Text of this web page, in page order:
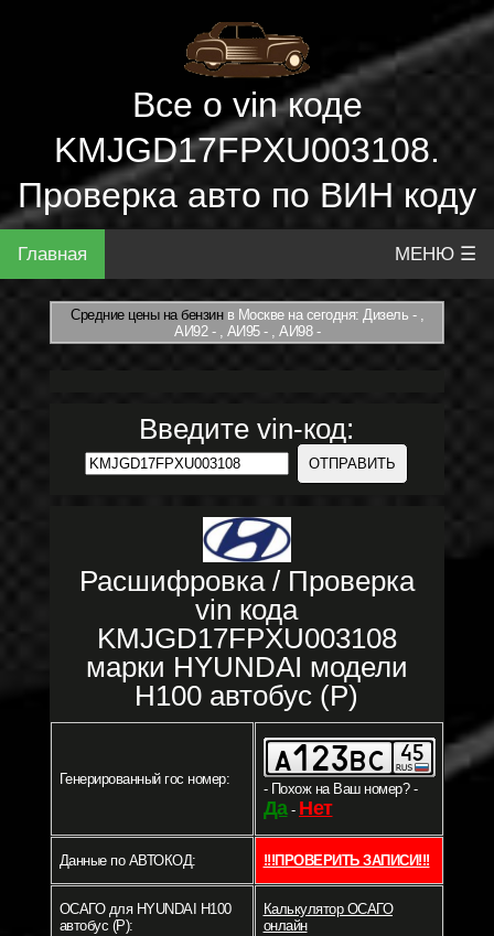
Все о vin коде
KMJGD17FPXU003108.
Проверка авто по ВИН коду
Главная МЕНЮ ☰
Средние цены на бензинв Москве на сегодня: Дизель - ,
АИ92 - , АИ95 - , АИ98 -
Введите vin-код:
Расшифровка / Проверка
vin кода
KMJGD17FPXU003108
марки HYUNDAI модели
H100 автобус (P)
Генерированный гос номер:
- Похож на Ваш номер? -
Да- Нет
Данные по АВТОКОД: !!!ПРОВЕРИТЬ ЗАПИСИ!!!
ОСАГО для HYUNDAI H100
автобус (P):
Калькулятор ОСАГО
онлайн